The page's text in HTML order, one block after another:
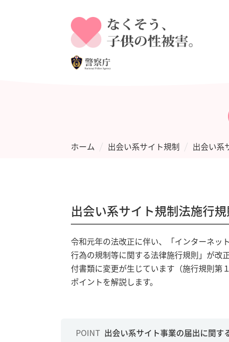
ホーム 出会い系サイト規制 出会い系
出会い系サイト規制法施行
令和元年の法改正に伴い、「インターネッ
行為の規制等に関する法律施行規則」が改
付書類に変更が生じています（施行規則第
ポイントを解説します。
POINT 出会い系サイト事業の届出に関す